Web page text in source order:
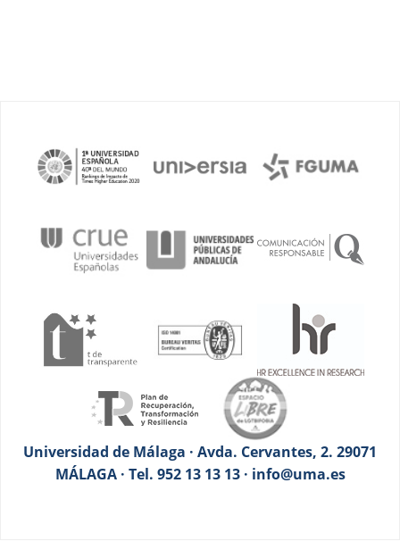
Universidad de Málaga · Avda. Cervantes, 2. 29071
MÁLAGA · Tel. 952 13 13 13 · info@uma.es